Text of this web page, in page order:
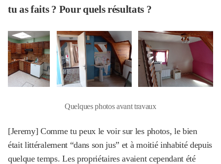
tu as faits ? Pour quels résultats ?
Quelques photos avant travaux
[Jeremy] Comme tu peux le voir sur les photos, le bien
était littéralement “dans son jus” et à moitié inhabité depuis
quelque temps. Les propriétaires avaient cependant été